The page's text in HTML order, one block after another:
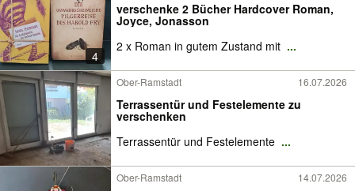
4
verschenke 2 Bücher Hardcover Roman,
Joyce, Jonasson
2 x Roman in gutem Zustand mit ...
Ober-Ramstadt 16.07.2026
Terrassentür und Festelemente zu
verschenken
Terrassentür und Festelemente ...
Ober-Ramstadt 14.07.2026